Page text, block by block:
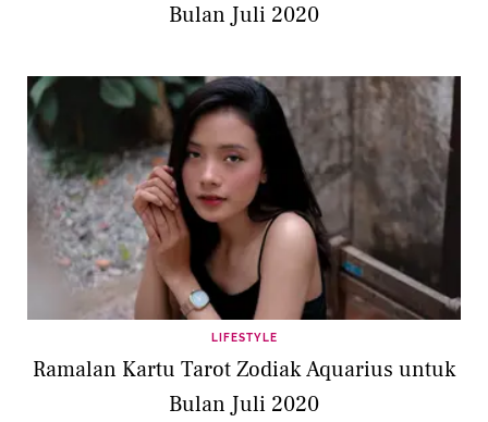
Bulan Juli 2020
LIFESTYLE
Ramalan Kartu Tarot Zodiak Aquarius untuk
Bulan Juli 2020